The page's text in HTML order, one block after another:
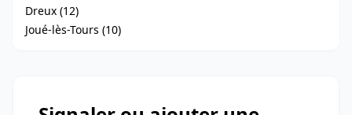
Dreux (12)
Joué-lès-Tours (10)